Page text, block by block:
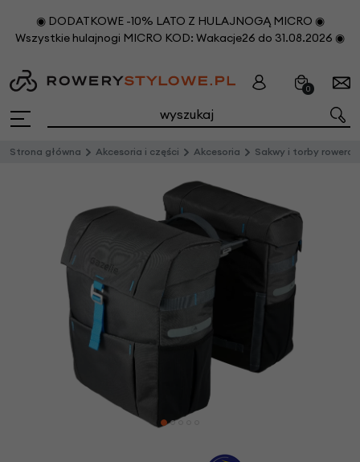
◉ DODATKOWE -10% LATO Z HULAJNOGĄ MICRO ◉
Wszystkie hulajnogi MICRO KOD: Wakacje26 do 31.08.2026 ◉
0
Strona główna Akcesoria i części Akcesoria Sakwy i torby